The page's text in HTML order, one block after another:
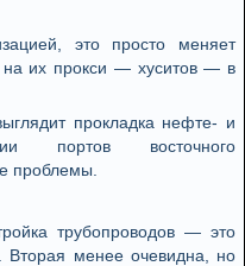
это просто меняет
на их прокси — хуситов — в
прокладка нефте- и
портов восточного
проблемы.
трубопроводов — это
менее очевидна, но